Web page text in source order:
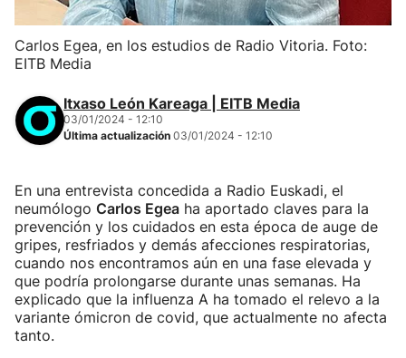
Carlos Egea, en los estudios de Radio Vitoria. Foto:
EITB Media
Itxaso León Kareaga | EITB Media
03/01/2024 - 12:10
Última actualización 03/01/2024 - 12:10
En una entrevista concedida a Radio Euskadi, el
neumólogo Carlos Egea ha aportado claves para la
prevención y los cuidados en esta época de auge de
gripes, resfriados y demás afecciones respiratorias,
cuando nos encontramos aún en una fase elevada y
que podría prolongarse durante unas semanas. Ha
explicado que la influenza A ha tomado el relevo a la
variante ómicron de covid, que actualmente no afecta
tanto.